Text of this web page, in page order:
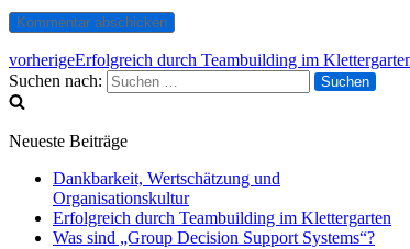
vorherigeErfolgreich durch Teambuilding im
Suchen nach:
Neueste Beiträge
Dankbarkeit, Wertschätzung und
Organisationskultur
Erfolgreich durch Teambuilding im Klettergarten
Was sind „Group Decision Support Systems“?